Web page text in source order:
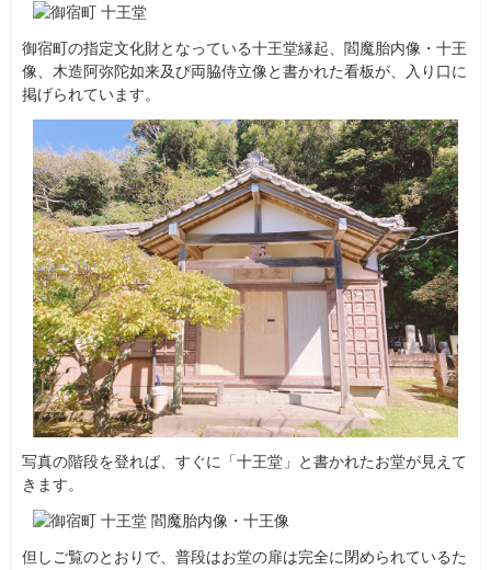
御宿町の指定文化財となっている十王堂縁起、閻魔胎内像・十王
像、木造阿弥陀如来及び両脇侍立像と書かれた看板が、入り口に
掲げられています。
写真の階段を登れば、すぐに「十王堂」と書かれたお堂が見えて
きます。
但しご覧のとおりで、普段はお堂の扉は完全に閉められているた